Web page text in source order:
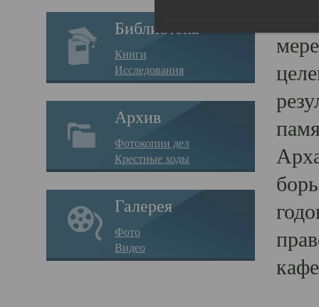
Библиотека
Книги
Исследования
Архив
Фотокопии дел
Крестные ходы
Галерея
Фото
Видео